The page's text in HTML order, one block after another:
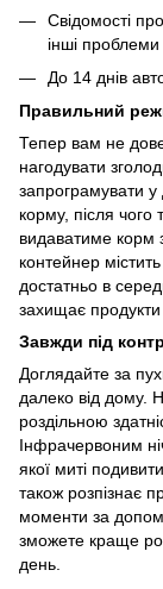
Свідомості
інші проблеми
До 14 днів
Правильний
Тепер вам не
нагодувати
запрограмувати у
корму, після чого
видаватиме корм
контейнер
достатньо в
захищає продукти
Завжди під
Доглядайте за
далеко від дому.
роздільною
Інфрачервоним
якої миті
також розпізнає
моменти за
зможете краще
день.